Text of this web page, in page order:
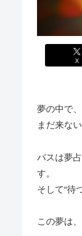
X
夢の中で
まだ来な
バスは夢
す。
そして“待
この夢は